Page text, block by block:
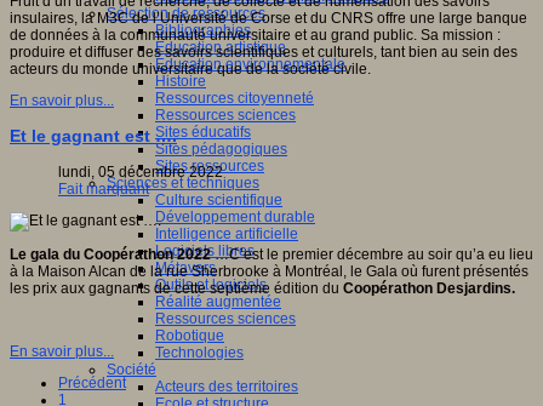
Sélection de ressources
Bibliographies
Education artistique
Education environnementale
Histoire
Ressources citoyenneté
Ressources sciences
Sites éducatifs
Sites pédagogiques
Sites ressources
Sciences et techniques
Culture scientifique
Développement durable
Intelligence artificielle
Logiciels libres
Métavers
Outils et logiciels
Réalité augmentée
Ressources sciences
Robotique
Technologies
Société
Acteurs des territoires
insulaires, la M3C de l’Université de Corse et du CNRS offre une large banque
de données à la communauté universitaire et au grand public. Sa mission :
produire et diffuser des savoirs scientifiques et culturels, tant bien au sein des
acteurs du monde universitaire que de la société civile.
En savoir plus...
Et le gagnant est ….
lundi, 05 décembre 2022
Fait marquant
Le gala du Coopérathon 2022…C’est le premier décembre au soir qu’a eu lieu
à la Maison Alcan de la rue Sherbrooke à Montréal, le Gala où furent présentés
les prix aux gagnants de cette septième édition du Coopérathon Desjardins.
En savoir plus...
Précédent
1